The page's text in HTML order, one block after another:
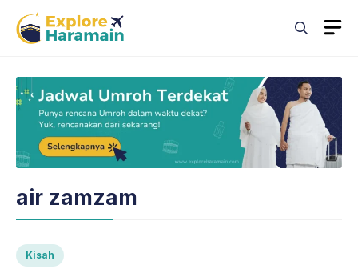
content
air zamzam
Kisah